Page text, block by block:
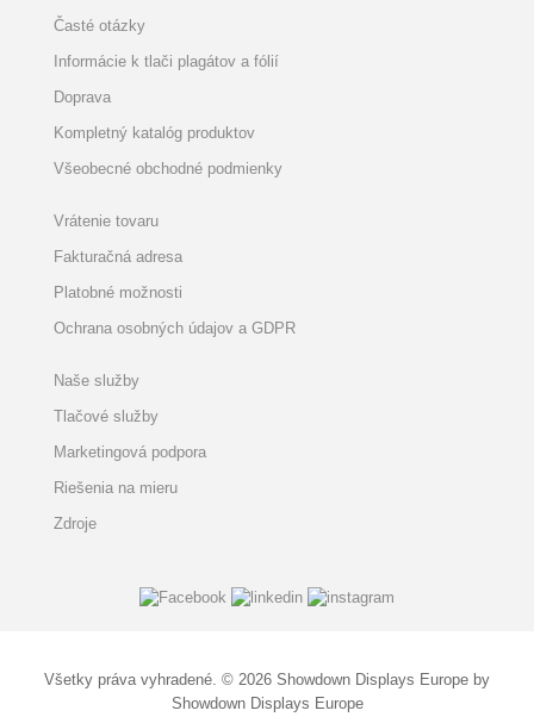
Časté otázky
Informácie k tlači plagátov a fólií
Doprava
Kompletný katalóg produktov
Všeobecné obchodné podmienky
Vrátenie tovaru
Fakturačná adresa
Platobné možnosti
Ochrana osobných údajov a GDPR
Naše služby
Tlačové služby
Marketingová podpora
Riešenia na mieru
Zdroje
Všetky práva vyhradené. © 2026 Showdown Displays Europe by
Showdown Displays Europe